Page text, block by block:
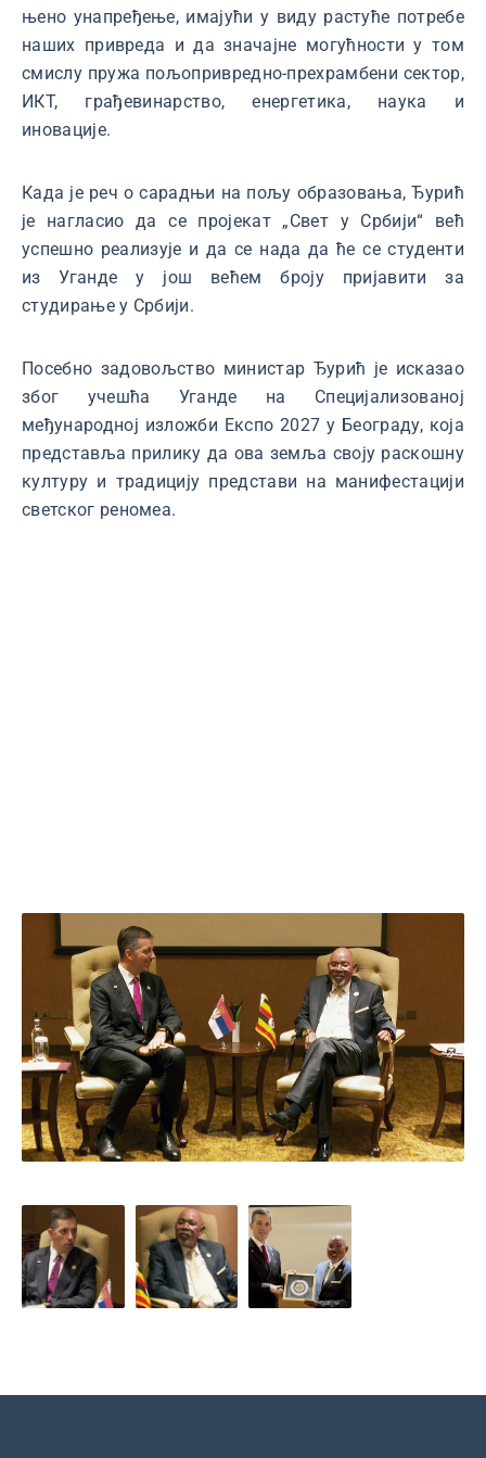
њено унапређење, имајући у виду растуће потребе
наших привреда и да значајне могућности у том
смислу пружа пољопривредно-прехрамбени сектор,
ИКТ, грађевинарство, енергетика, наука и
иновације.
Када је реч о сарадњи на пољу образовања, Ђурић
је нагласио да се пројекат „Свет у Србији“ већ
успешно реализује и да се нада да ће се студенти
из Уганде у још већем броју пријавити за
студирање у Србији.
Посебно задовољство министар Ђурић је исказао
због учешћа Уганде на Специјализованој
међународној изложби Експо 2027 у Београду, која
представља прилику да ова земља своју раскошну
културу и традицију представи на манифестацији
светског реномеа.